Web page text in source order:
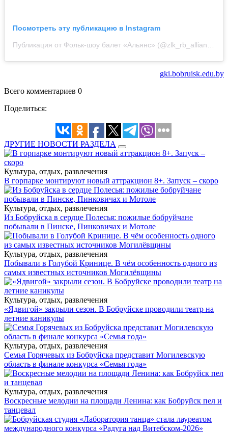
Посмотреть эту публикацию в Instagram
gki.bobruisk.edu.by
Всего комментариев 0
Поделиться:
ДРУГИЕ НОВОСТИ РАЗДЕЛА
Культура, отдых, развлечения
В горпарке монтируют новый аттракцион 8+. Запуск – скоро
Культура, отдых, развлечения
Из Бобруйска в сердце Полесья: пожилые бобруйчане
побывали в Пинске, Пинковичах и Мотоле
Культура, отдых, развлечения
Побывали в Голубой Кринице. В чём особенность одного из
самых известных источников Могилёвщины
Культура, отдых, развлечения
«Ядвигой» закрыли сезон. В Бобруйске проводили театр на
летние каникулы
Культура, отдых, развлечения
Семья Горячевых из Бобруйска представит Могилевскую
область в финале конкурса «Семья года»
Культура, отдых, развлечения
Воскресные мелодии на площади Ленина: как Бобруйск пел и
танцевал